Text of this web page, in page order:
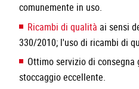
comunemente in uso.
Ricambi di qualità ai sensi
330/2010; l'uso di ricambi di
Ottimo servizio di
stoccaggio eccellente.